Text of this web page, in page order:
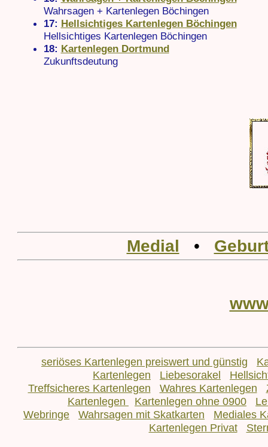
Wahrsagen + Kartenlegen Böchingen
17: Hellsichtiges Kartenlegen Böchingen
Hellsichtiges Kartenlegen Böchingen
18: Kartenlegen Dortmund
Zukunftsdeutung
Medial •
seriöses Kartenlegen preiswert und günstig
Kartenlegen
Liebesorakel
Treffsicheres Kartenlegen
Wahres Kartenlegen
Kartenlegen
Kartenlegen ohne 0900
Webringe
Wahrsagen mit Skatkarten
Mediales
Kartenlegen Privat